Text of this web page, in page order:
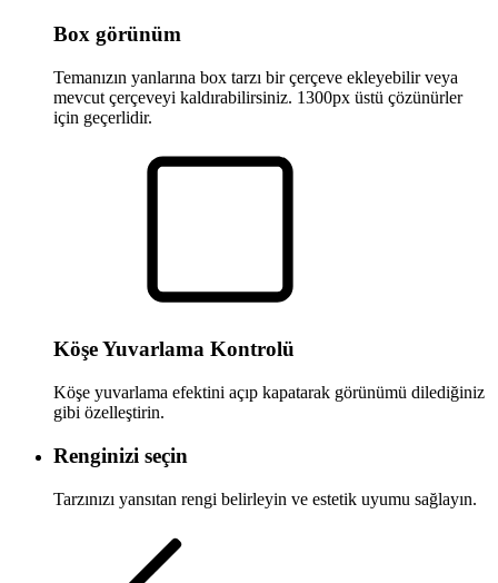
Box görünüm
Temanızın yanlarına box tarzı bir çerçeve ekleyebilir veya
mevcut çerçeveyi kaldırabilirsiniz. 1300px üstü çözünürler
için geçerlidir.
Köşe Yuvarlama Kontrolü
Köşe yuvarlama efektini açıp kapatarak görünümü dilediğiniz
gibi özelleştirin.
Renginizi seçin
Tarzınızı yansıtan rengi belirleyin ve estetik uyumu sağlayın.